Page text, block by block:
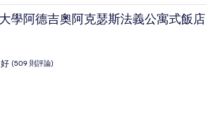
學阿德吉奧阿克瑟斯法義公寓式飯店
阿德吉奧阿克瑟斯法義公寓式飯店
(509 則評論)